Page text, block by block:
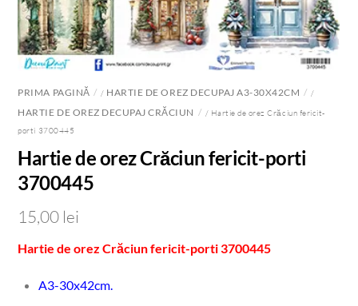
PRIMA PAGINĂ / HARTIE DE OREZ DECUPAJ A3-30X42CM /
HARTIE DE OREZ DECUPAJ CRĂCIUN
/ Hartie de orez Crăciun fericit-
porti 3700445
Hartie de orez Crăciun fericit-porti
3700445
15,00 lei
Hartie de orez Crăciun fericit-porti 3700445
A3-30x42cm.